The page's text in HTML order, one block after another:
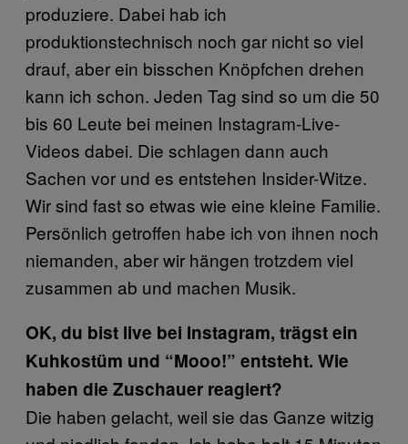
produziere. Dabei hab ich
produktionstechnisch noch gar nicht so viel
drauf, aber ein bisschen Knöpfchen drehen
kann ich schon. Jeden Tag sind so um die 50
bis 60 Leute bei meinen Instagram-Live-
Videos dabei. Die schlagen dann auch
Sachen vor und es entstehen Insider-Witze.
Wir sind fast so etwas wie eine kleine Familie.
Persönlich getroffen habe ich von ihnen noch
niemanden, aber wir hängen trotzdem viel
zusammen ab und machen Musik.
OK, du bist live bei Instagram, trägst ein
Kuhkostüm und “Mooo!” entsteht. Wie
haben die Zuschauer reagiert?
Die haben gelacht, weil sie das Ganze witzig